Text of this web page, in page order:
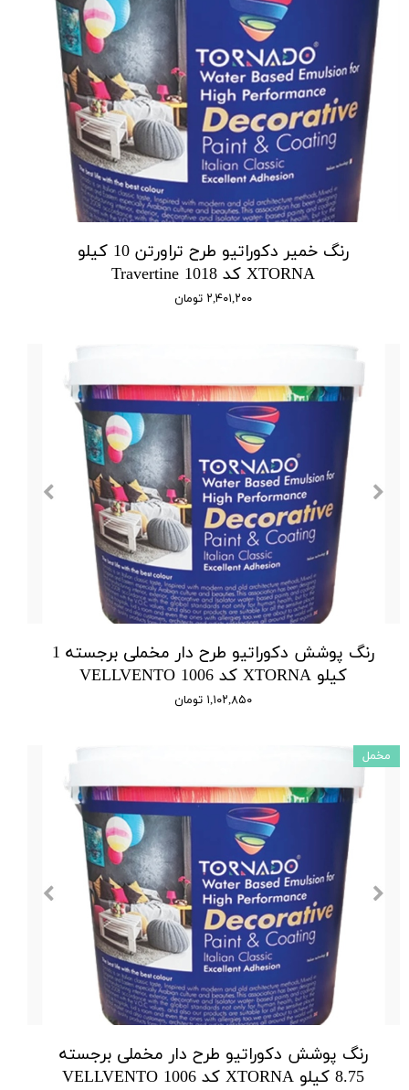
رنگ خمیر دکوراتیو طرح تراورتن 10 کیلو
XTORNA کد 1018 Travertine
۲,۴۰۱,۲۰۰ تومان
رنگ پوشش دکوراتیو طرح دار مخملی برجسته 1
کیلو XTORNA کد 1006 VELLVENTO
۱,۱۰۲,۸۵۰ تومان
رنگ پوشش دکوراتیو طرح دار مخملی برجسته
8.75 کیلو XTORNA کد 1006 VELLVENTO
مخمل